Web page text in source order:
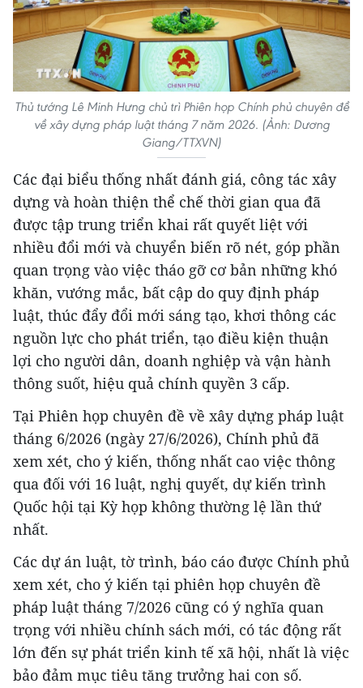
Thủ tướng Lê Minh Hưng chủ trì Phiên họp Chính phủ chuyên đề
về xây dựng pháp luật tháng 7 năm 2026. (Ảnh: Dương
Giang/TTXVN)
Các đại biểu thống nhất đánh giá, công tác xây
dựng và hoàn thiện thể chế thời gian qua đã
được tập trung triển khai rất quyết liệt với
nhiều đổi mới và chuyển biến rõ nét, góp phần
quan trọng vào việc tháo gỡ cơ bản những khó
khăn, vướng mắc, bất cập do quy định pháp
luật, thúc đẩy đổi mới sáng tạo, khơi thông các
nguồn lực cho phát triển, tạo điều kiện thuận
lợi cho người dân, doanh nghiệp và vận hành
thông suốt, hiệu quả chính quyền 3 cấp.
Tại Phiên họp chuyên đề về xây dựng pháp luật
tháng 6/2026 (ngày 27/6/2026), Chính phủ đã
xem xét, cho ý kiến, thống nhất cao việc thông
qua đối với 16 luật, nghị quyết, dự kiến trình
Quốc hội tại Kỳ họp không thường lệ lần thứ
nhất.
Các dự án luật, tờ trình, báo cáo được Chính phủ
xem xét, cho ý kiến tại phiên họp chuyên đề
pháp luật tháng 7/2026 cũng có ý nghĩa quan
trọng với nhiều chính sách mới, có tác động rất
lớn đến sự phát triển kinh tế xã hội, nhất là việc
bảo đảm mục tiêu tăng trưởng hai con số.